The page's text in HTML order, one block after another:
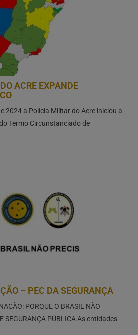
ACRE EXPANDE
2024 a Polícia Militar do Acre iniciou a
Termo Circunstanciado de
– PEC DA SEGURANÇA
PORQUE O BRASIL NÃO
SEGURANÇA PÚBLICA As entidades